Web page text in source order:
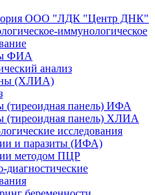
ООО "ЛДК "Центр ДНК"
иммунологическое
ФИА
анализ
(ХЛИА)
(тиреоидная панель) ИФА
(тиреоидная панель) ХЛИА
исследования
и паразиты (ИФА)
методом ПЦР
диагностические